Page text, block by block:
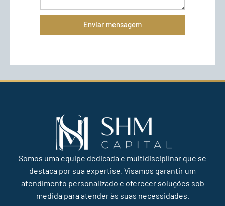
Enviar mensagem
Somos uma equipe dedicada e multidisciplinar que se
destaca por sua expertise. Visamos garantir um
atendimento personalizado e oferecer soluções sob
medida para atender às suas necessidades.